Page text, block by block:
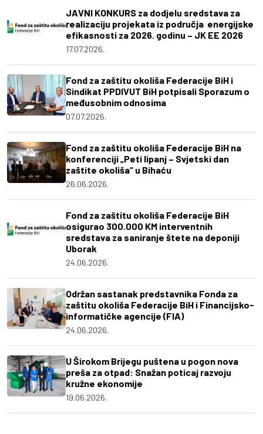
JAVNI KONKURS za dodjelu sredstava za
realizaciju projekata iz područja energijske
efikasnosti za 2026. godinu – JK EE 2026
17.07.2026.
Fond za zaštitu okoliša Federacije BiH i
Sindikat PPDIVUT BiH potpisali Sporazum o
međusobnim odnosima
07.07.2026.
Fond za zaštitu okoliša Federacije BiH na
konferenciji „Peti lipanj – Svjetski dan
zaštite okoliša“ u Bihaću
26.06.2026.
Fond za zaštitu okoliša Federacije BiH
osigurao 300.000 KM interventnih
sredstava za saniranje štete na deponiji
Uborak
24.06.2026.
Održan sastanak predstavnika Fonda za
zaštitu okoliša Federacije BiH i Financijsko-
informatičke agencije (FIA)
24.06.2026.
U Širokom Brijegu puštena u pogon nova
preša za otpad: Snažan poticaj razvoju
kružne ekonomije
19.06.2026.